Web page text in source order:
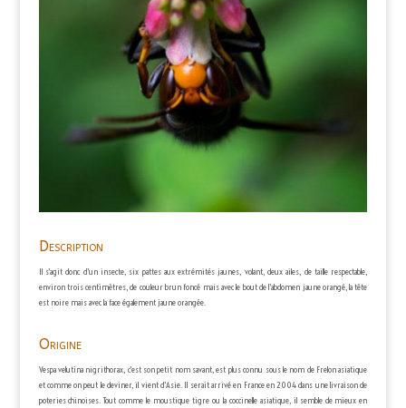
Description
Il s’agit donc d’un insecte, six pattes aux extrémités jaunes, volant, deux ailes, de taille respectable,
environ trois centimètres, de couleur brun foncé mais avec le bout de l’abdomen jaune orangé, la tête
est noire mais avec la face également jaune orangée.
Origine
Vespa velutina nigrithorax, c’est son petit nom savant, est plus connu sous le nom de Frelon asiatique
et comme on peut le deviner, il vient d’Asie. Il serait arrivé en France en 2004 dans une livraison de
poteries chinoises. Tout comme le moustique tigre ou la coccinelle asiatique, il semble de mieux en